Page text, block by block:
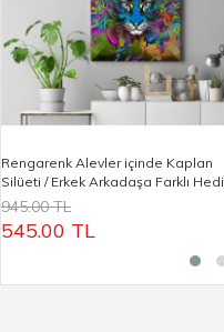
Rengarenk Alevler içinde Kaplan
Silüeti / Erkek Arkadaşa Farklı
945.00 TL
545.00 TL